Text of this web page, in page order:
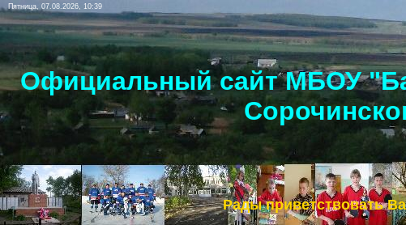
Пятница, 07.08.2026, 10:39
Официальный сайт МБОУ
Рады приветствовать Вас, на